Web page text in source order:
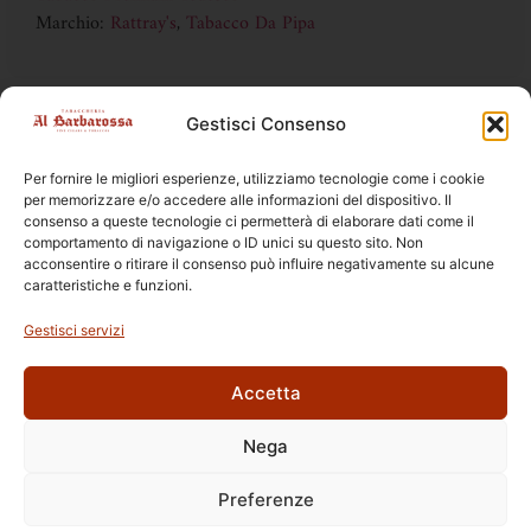
Gestisci Consenso
Per fornire le migliori esperienze, utilizziamo tecnologie come i cookie
per memorizzare e/o accedere alle informazioni del dispositivo. Il
consenso a queste tecnologie ci permetterà di elaborare dati come il
comportamento di navigazione o ID unici su questo sito. Non
acconsentire o ritirare il consenso può influire negativamente su alcune
caratteristiche e funzioni.
Gestisci servizi
Accetta
Nega
Preferenze
Marchio: Rattray's, Tabacco Da Pipa
la vendita online è vietata ai sensi della legge 19 DL 6/2016
C.so E. Archinti, 1 - 26900 Lodi
P.Iva 09159210963